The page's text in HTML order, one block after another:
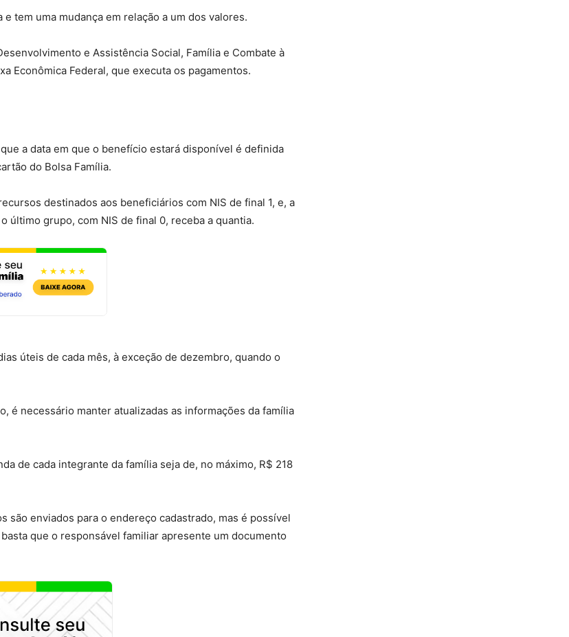
tem uma mudança em relação a um dos valores.
e Assistência Social, Família e Combate à
Econômica Federal, que executa os pagamentos.
a data em que o benefício estará disponível é definida
do Bolsa Família.
destinados aos beneficiários com NIS de final 1, e, a
último grupo, com NIS de final 0, receba a quantia.
úteis de cada mês, à exceção de dezembro, quando o
é necessário manter atualizadas as informações da família
de cada integrante da família seja de, no máximo, R$ 218
são enviados para o endereço cadastrado, mas é possível
que o responsável familiar apresente um documento